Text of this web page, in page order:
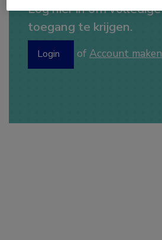
Log hier in om volledige
toegang te krijgen.
Login of Account maken